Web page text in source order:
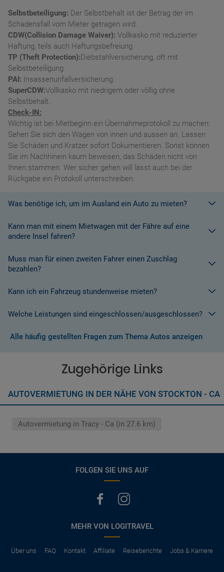
Selbstbeteiligung: Der Selbstbehalt ist der Betrag der im
Schadensfall vom Mieter getragen wird.
CDW(Collision Damage Waiver): Vollkasko mit reduzierter
Haftung, teils auch Haftungsbefreiung.
TP (Theft Protection):Diebstahlversicherung, oft mit
Selbstbeteiligung.
PAI: Insassenunfallversicherung.
SuperCDW:Vollkasko mit niedrigem oder völlig ohne
Selbstbehalt.
Check-IN:
Wichtig ist bei Mietbeginn ein Übernahmeprotokoll zu machen:
Sehen Sie sich den Wagen von innen und aussen an. Lassen
Sie Schäden und Kratzer sofort Dokumentieren. Sonst können
Sie im Nachhinein kaum beweisen, das Schäden nicht von
Ihnen stammen. Wer sicher gehen will lässt auch bei der
Rückgabe ein Protokoll unterschreiben.
Was benötige ich, um im Ausland ein Auto zu mieten?
Mit einem europäischen Führerschein ist es kein Problem ein
Fahrzeug zu mieten. In Europa und bei den meisten
Kann man mit einem Mietwagen mit der Fähre auf eine
andere Insel fahren?
Die meisten Fahrzeugvermieter erlauben aus Gründen des
Versicherungsschutzes an Bord eines Schiffes nicht, dass ihre
Informationen finden Sie in den Bedingungen des Vermieters.
Muss man für einen zweiten Fahrer einen Zuschlag
bezahlen?
Ja. Für jeden zusätzlichen Fahrer muss am Zielort ein Zuschlag
Sonderangebot informiert, bei dem ein zusätzlicher Fahrer
Kann ich ein Fahrzeug stundenweise mieten?
Derzeit ist der Mindestzeitraum für eine Autoanmietung 24
Welche Leistungen sind eingeschlossen/ausgeschlossen?
Normalerweise werden Ihnen in den AGB's die Leistungen beim
(Normalerweise mit SB)
ausgeschlossen
Vollkasko Versicherung
Parkhäuser, Maut, Steuern, Strafzettel
Alle häufig gestellten Fragen zum Thema Autos anzeigen
Zugehörige Links
AUTOVERMIETUNG IN DER NÄHE VON STOCKTON - CA
Autovermietung in Tracy - Ca (in 27.6 km)
FOLGEN SIE UNS AUF
MEHR VON LOGITRAVEL
Über uns FAQ Kontakt Affiliate Reiseberichte Jobs & Karriere